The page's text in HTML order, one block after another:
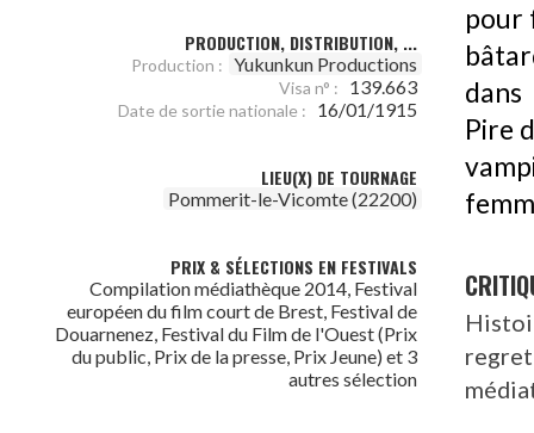
PRODUCTION, DISTRIBUTION, ...
Production : Yukunkun Productions
Visa n° : 139.663
Date de sortie nationale : 16/01/1915
LIEU(X) DE TOURNAGE
Pommerit-le-Vicomte (22200)
PRIX & SÉLECTIONS EN FESTIVALS
Compilation médiathèque 2014, Festival
européen du film court de Brest, Festival de
Douarnenez, Festival du Film de l'Ouest (Prix
du public, Prix de la presse, Prix Jeune) et 3
autres sélection
pour
Pire